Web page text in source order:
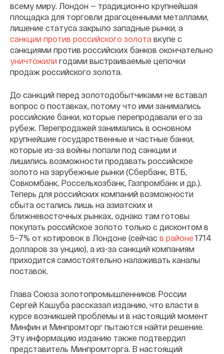
всему миру. Лондон — традиционно крупнейшая
площадка для торговли драгоценными металлами,
лишение статуса закрыло западные рынки, а
санкции против российского золота вкупе с
санкциями против российских банков окончательно
уничтожили годами выстраиваемые цепочки
продаж российского золота.
До санкций перед золотодобытчиками не вставал
вопрос о поставках, потому что ими занимались
российские банки, которые перепродавали его за
рубеж. Перепродажей занимались в основном
крупнейшие государственные и частные банки,
которые из-за войны попали под санкции и
лишились возможности продавать российское
золото на зарубежные рынки (Сбербанк, ВТБ,
Совкомбанк, Россельхозбанк, Газпромбанк и др.).
Теперь для российских компаний возможности
сбыта остались лишь на азиатских и
ближневосточных рынках, однако там готовы
покупать российское золото только с дисконтом в
5–7% от котировок в Лондоне (сейчас в районе 1714
долларов за унцию), а из-за санкций компаниям
приходится самостоятельно налаживать каналы
поставок.
Глава Союза золотопромышленников России
Сергей Кашуба рассказал изданию, что власти в
курсе возникшей проблемы и в настоящий момент
Минфин и Минпромторг пытаются найти решение.
Эту информацию изданию также подтвердил
представитель Минпромторга. В настоящий